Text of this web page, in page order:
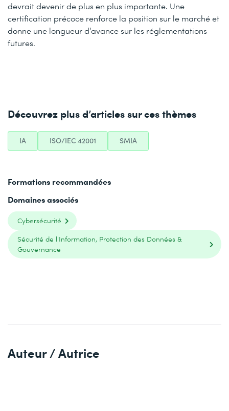
devrait devenir de plus en plus importante. Une
certification précoce renforce la position sur le marché et
donne une longueur d’avance sur les réglementations
futures.
Découvrez plus d’articles sur ces thèmes
IA ISO/IEC 42001 SMIA
Formations recommandées
Domaines associés
Cybersécurité
Sécurité de l'Information, Protection des Données &
Gouvernance
Auteur / Autrice